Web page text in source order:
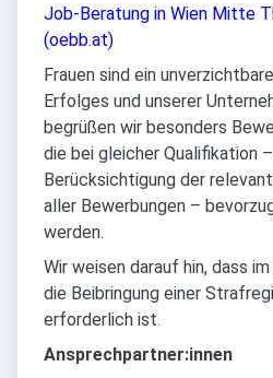
Job-Beratung in Wien Mitte
(oebb.at)
Frauen sind ein
Erfolges und unserer
begrüßen wir besonders
die bei gleicher Qualifikation
Berücksichtigung der
aller Bewerbungen –
werden.
Wir weisen darauf hin, dass
die Beibringung einer
erforderlich ist.
Ansprechpartner:innen